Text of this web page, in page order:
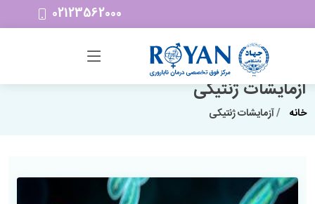
02123562000
آزمایشات ژنتیکی
خانه آزمایشات ژنتیکی